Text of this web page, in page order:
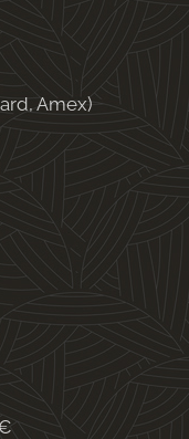
Amex)